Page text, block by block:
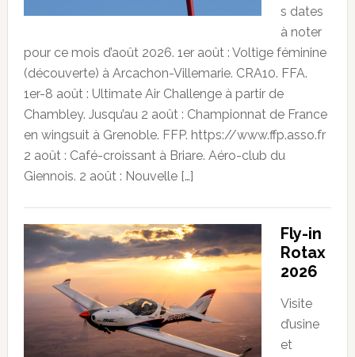
s dates
à noter
pour ce mois d’août 2026. 1er août : Voltige féminine
(découverte) à Arcachon-Villemarie. CRA10. FFA.
1er-8 août : Ultimate Air Challenge à partir de
Chambley. Jusqu’au 2 août : Championnat de France
en wingsuit à Grenoble. FFP. https://www.ffp.asso.fr
2 août : Café-croissant à Briare. Aéro-club du
Giennois. 2 août : Nouvelle […]
Fly-in
Rotax
2026
Visite
d’usine
et